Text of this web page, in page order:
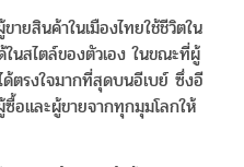
ยสินค้าในเมืองไทยใช้ชีวิตใน
นสไตล์ของตัวเอง ในขณะที่ผู้
ตรงใจมากที่สุดบนอีเบย์ ซึ่งอี
ซื้อและผู้ขายจากทุกมุมโลกให้